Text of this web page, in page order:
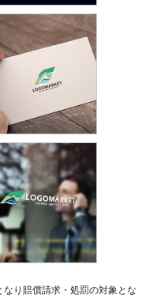
り賠償請求・処罰の対象とな